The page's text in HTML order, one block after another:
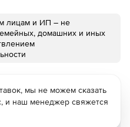
лицам и ИП – не
домашних и иных
мы не можем сказать
и наш менеджер свяжется